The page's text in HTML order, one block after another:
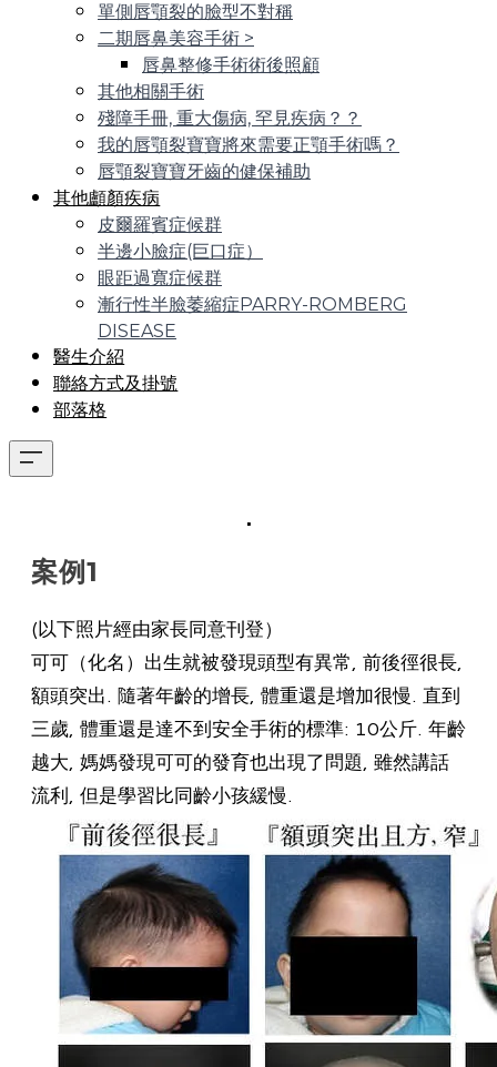
單側唇顎裂的臉型不對稱
二期唇鼻美容手術 >
唇鼻整修手術術後照顧
其他相關手術
殘障手冊, 重大傷病, 罕見疾病？？
我的唇顎裂寶寶將來需要正顎手術嗎？
唇顎裂寶寶牙齒的健保補助
其他顱顏疾病
皮爾羅賓症候群
半邊小臉症(巨口症）
眼距過寬症候群
漸行性半臉萎縮症PARRY-ROMBERG
DISEASE
醫生介紹
聯絡方式及掛號
部落格
.
案例1
(以下照片經由家長同意刊登）
可可（化名）出生就被發現頭型有異常, 前後徑很長,
額頭突出. 隨著年齡的增長, 體重還是增加很慢. 直到
三歲, 體重還是達不到安全手術的標準: 10公斤. 年齡
越大, 媽媽發現可可的發育也出現了問題, 雖然講話
流利, 但是學習比同齡小孩緩慢.